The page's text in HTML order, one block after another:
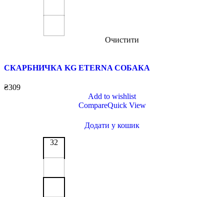
Очистити
СКАРБНИЧКА KG ETERNA СОБАКА
₴309
Add to wishlist
CompareQuick View
Додати у кошик
32